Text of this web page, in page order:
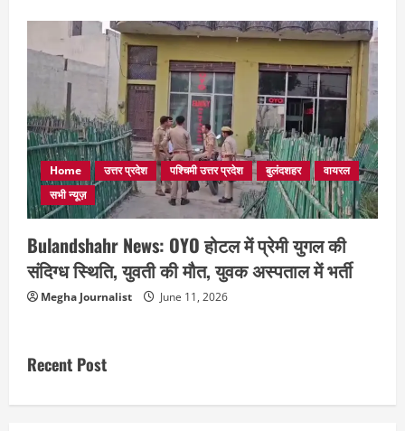
Home उत्तर प्रदेश पश्चिमी उत्तर प्रदेश बुलंदशहर
वायरल
सभी न्यूज़
Bulandshahr News: OYO होटल में प्रेमी युगल की
संदिग्ध स्थिति, युवती की मौत, युवक अस्पताल में भर्ती
Megha Journalist June 11, 2026
Recent Post